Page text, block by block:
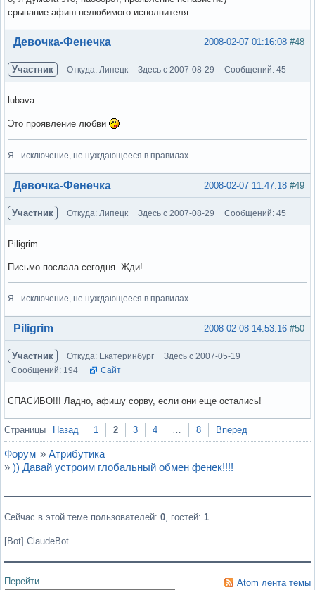
срывание афиш нелюбимого исполнителя
Вне форума #48
2008-02-07 01:16:08
Девочка-Фенечка
Участник Откуда: Липецк Здесь с 2007-08-29 Сообщений: 45
lubava
Это проявление любви
Я - исключение, не нуждающееся в правилах...
Вне форума #49
2008-02-07 11:47:18
Девочка-Фенечка
Участник Откуда: Липецк Здесь с 2007-08-29 Сообщений: 45
Piligrim
Письмо послала сегодня. Жди!
Я - исключение, не нуждающееся в правилах...
Вне форума #50
2008-02-08 14:53:16
Piligrim
Участник Откуда: Екатеринбург
Здесь с 2007-05-19
Сообщений: 194
Сайт
СПАСИБО!!! Ладно, афишу сорву, если они еще остались!
Вне форума
Страницы Назад 1 2 3 4 … 8 Вперед
Форум » Атрибутика
» )) Давай устроим глобальный обмен фенек!!!!
Сейчас в этой теме пользователей: 0, гостей: 1
[Bot] ClaudeBot
Перейти Atom лента темы